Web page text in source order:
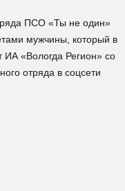
ПСО «Ты не один»
мужчины, который в
«Вологда Регион» со
отряда в соцсети